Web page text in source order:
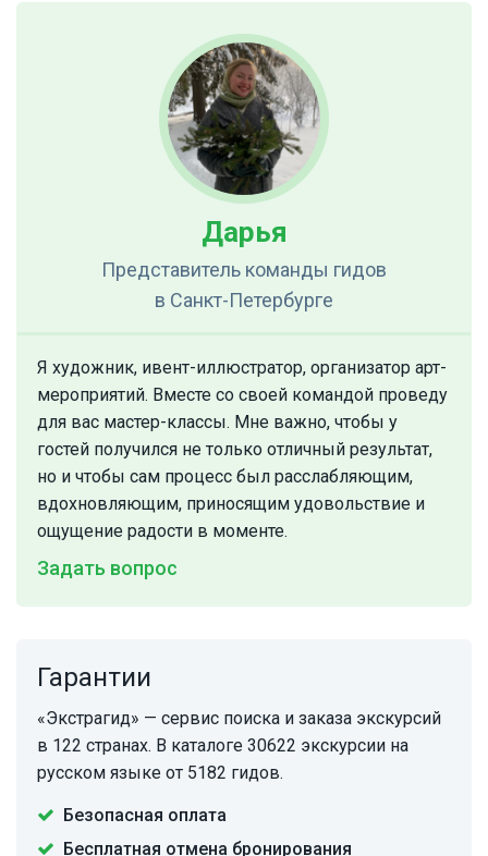
Дарья
Представитель команды гидов
в Санкт-Петербурге
Я художник, ивент-иллюстратор, организатор арт-
мероприятий. Вместе со своей командой проведу
для вас мастер-классы. Мне важно, чтобы у
гостей получился не только отличный результат,
но и чтобы сам процесс был расслабляющим,
вдохновляющим, приносящим удовольствие и
ощущение радости в моменте.
Задать вопрос
Гарантии
«Экстрагид» — сервис поиска и заказа экскурсий
в 122 странах. В каталоге 30622 экскурсии на
русском языке от 5182 гидов.
Безопасная оплата
Бесплатная отмена бронирования